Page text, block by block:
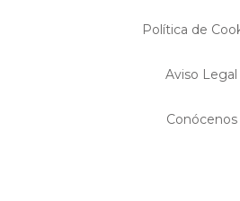
Política de
Aviso Legal
Conócenos